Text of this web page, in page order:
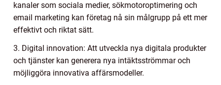
kanaler som sociala medier, sökmotoroptimering och
email marketing kan företag nå sin målgrupp på ett mer
effektivt och riktat sätt.
3. Digital innovation: Att utveckla nya digitala produkter
och tjänster kan generera nya intäktsströmmar och
möjliggöra innovativa affärsmodeller.